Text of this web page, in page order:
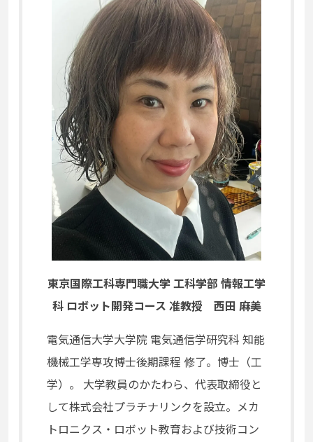
東京国際工科専門職大学 工科学部 情報工学
科 ロボット開発コース 准教授 西田 麻美
電気通信大学大学院 電気通信学研究科 知能
機械工学専攻博士後期課程 修了。博士（工
学）。 大学教員のかたわら、代表取締役と
して株式会社プラチナリンクを設立。メカ
トロニクス・ロボット教育および技術コン